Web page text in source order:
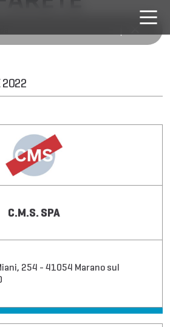
2022
C.M.S. SPA
254 - 41054 Marano sul